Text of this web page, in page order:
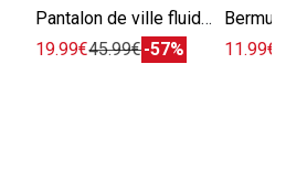
Pantalon de ville fluide viscose lin
19.99€45.99€-57%
Bermuda
11.99€